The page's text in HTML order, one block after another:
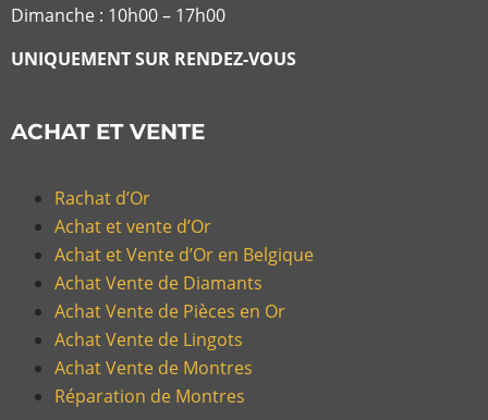
Dimanche : 10h00 – 17h00
UNIQUEMENT SUR RENDEZ-VOUS
ACHAT ET VENTE
Rachat d’Or
Achat et vente d’Or
Achat et Vente d’Or en Belgique
Achat Vente de Diamants
Achat Vente de Pièces en Or
Achat Vente de Lingots
Achat Vente de Montres
Réparation de Montres